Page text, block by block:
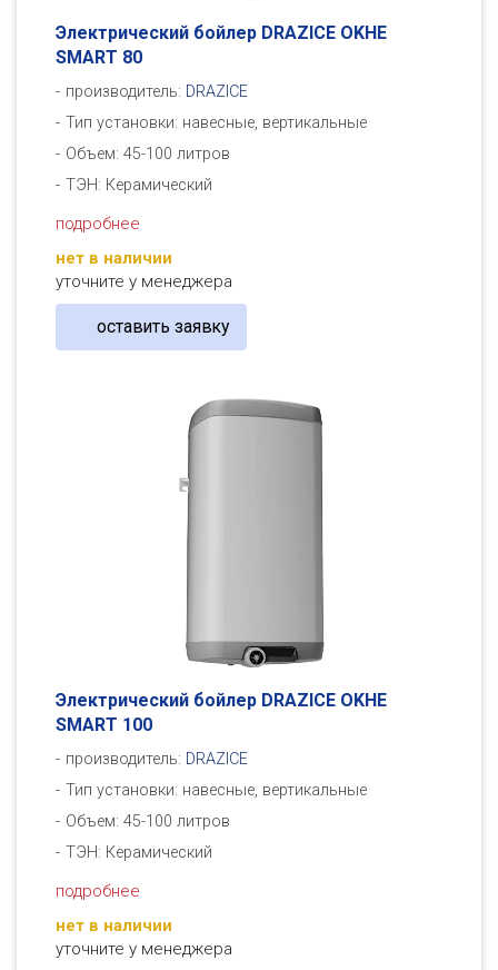
Электрический бойлер DRAZICE OKHE
SMART 80
производитель: DRAZICE
Тип установки: навесные, вертикальные
Объем: 45-100 литров
ТЭН: Керамический
подробнее
нет в наличии
уточните у менеджера
оставить заявку
Электрический бойлер DRAZICE OKHE
SMART 100
производитель: DRAZICE
Тип установки: навесные, вертикальные
Объем: 45-100 литров
ТЭН: Керамический
подробнее
нет в наличии
уточните у менеджера